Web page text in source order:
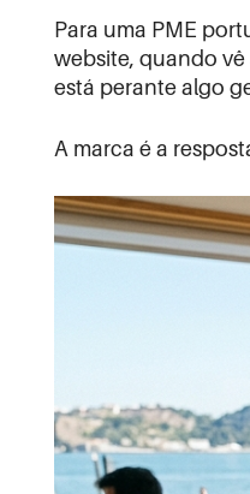
Para uma PME
website, quando vê
está perante algo
A marca é a